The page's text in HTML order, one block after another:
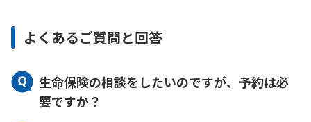
よくあるご質問と回答
生命保険の相談をしたいのですが、予約は必
要ですか？